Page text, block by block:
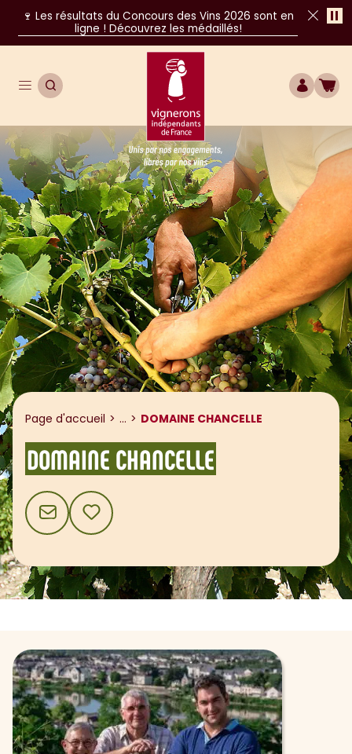
🍷 Les résultats du Concours des Vins 2026 sont en
ligne ! Découvrez les médaillés!
Ouvrir le menu de navigation
OUVRIR LA RECHERCHE
Unis par nos engagements, libres par
COMPTE
Page d'accueil ... Afficher le fil d'ariane
DOMAINE CHANCELLE
DOMAINE CHANCELLE
CONTACTAJOUTER AUX FAVORIS